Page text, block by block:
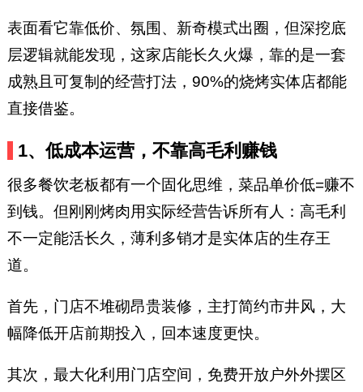
表面看它靠低价、氛围、新奇模式出圈，但深挖底
层逻辑就能发现，这家店能长久火爆，靠的是一套
成熟且可复制的经营打法，90%的烧烤实体店都能
直接借鉴。
1、低成本运营，不靠高毛利赚钱
很多餐饮老板都有一个固化思维，菜品单价低=赚不
到钱。但刚刚烤肉用实际经营告诉所有人：高毛利
不一定能活长久，薄利多销才是实体店的生存王
道。
首先，门店不堆砌昂贵装修，主打简约市井风，大
幅降低开店前期投入，回本速度更快。
其次，最大化利用门店空间，免费开放户外外摆区